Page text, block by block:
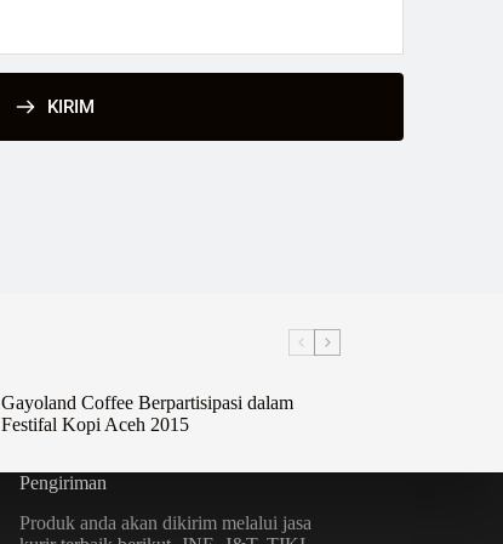
KIRIM
Gayoland Coffee Berpartisipasi dalam
Festifal Kopi Aceh 2015
Pengiriman
Produk anda akan dikirim melalui jasa